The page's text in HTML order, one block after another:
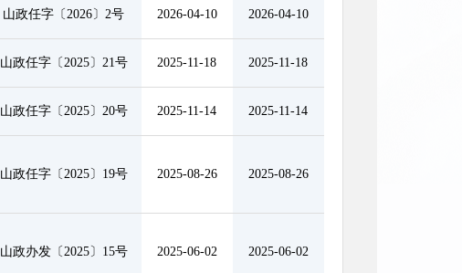
山政任字〔2026〕2号 2026-04-10 2026-04-10
山政任字〔2025〕21号 2025-11-18 2025-11-18
山政任字〔2025〕20号 2025-11-14 2025-11-14
山政任字〔2025〕19号 2025-08-26 2025-08-26
山政办发〔2025〕15号 2025-06-02 2025-06-02